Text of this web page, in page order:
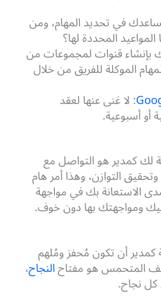
في تحديد المهام، ومن
المحددة لها؟
بإنشاء قنوات لمجموعات من
الموكلة للفريق من خلال
: لا غنى عنها لعقد
أو أسبوعية.
لك كمدير هو التواصل مع
التوازن، وهذا أمر هام
الاستعانة بك في مواجهة
ومواجهتك بها دون خوف.
أن تكون مُحفز ومُلهم
المتحمس هو مفتاحالنجاح،
كل نجاح.